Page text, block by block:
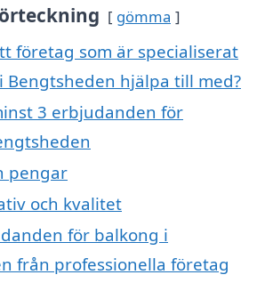
gömma
företag som är specialiserat
Bengtsheden hjälpa till med?
3 erbjudanden för
pengar
och kvalitet
för balkong i
från professionella företag